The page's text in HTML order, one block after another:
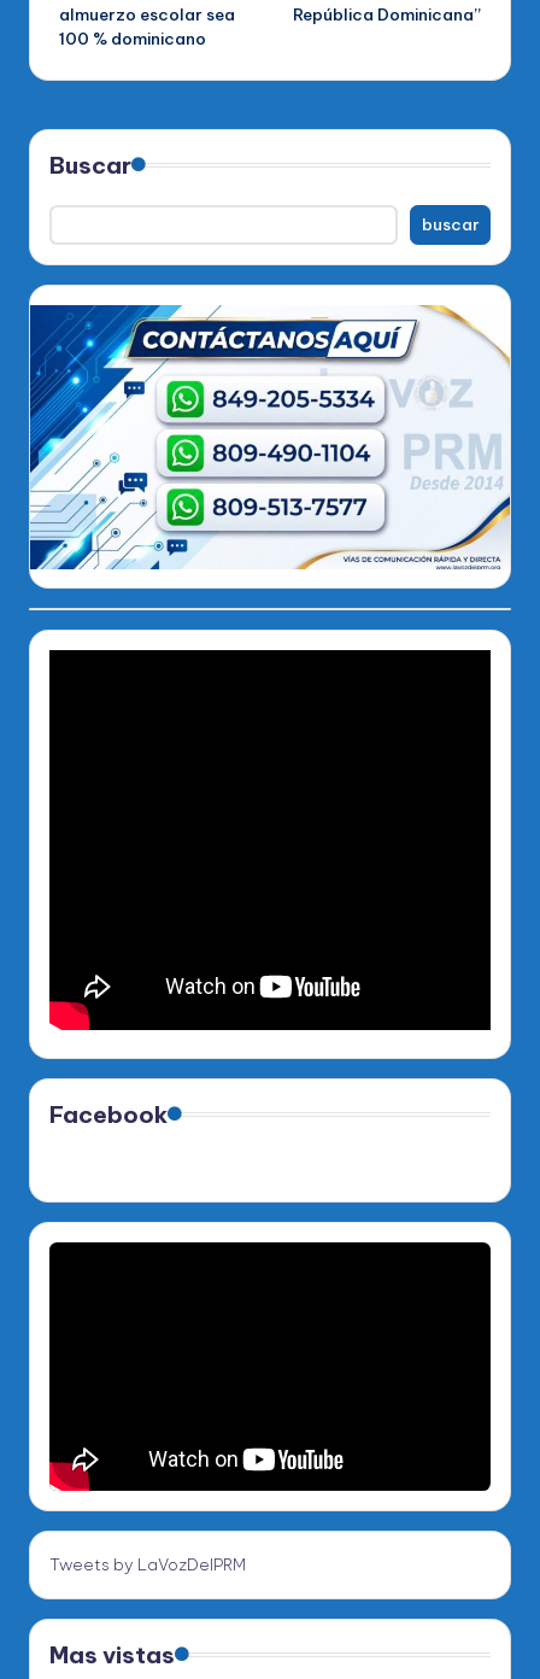
almuerzo escolar sea
100 % dominicano
República Dominicana”
Buscar
buscar
Facebook
Tweets by LaVozDelPRM
Mas vistas